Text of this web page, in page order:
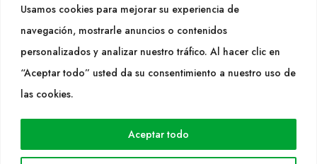
Usamos cookies para mejorar su experiencia de
navegación, mostrarle anuncios o contenidos
personalizados y analizar nuestro tráfico. Al hacer clic en
“Aceptar todo” usted da su consentimiento a nuestro uso de
las cookies.
Aceptar todo
Tel. +34 977053013
info@cultidelta.com
SÍGUENOS